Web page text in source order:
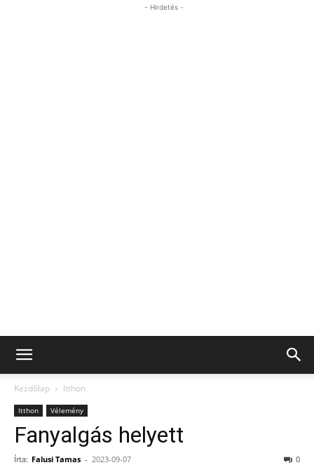
- Hirdetés -
Kezdőlap Itthon
Itthon Vélemény
Fanyalgás helyett
Írta: Falusi Tamas - 2023-09-07 0